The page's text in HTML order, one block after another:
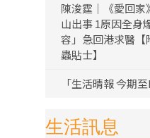
陳浚霆｜《愛回
山出事 1原因全身
容」急回港求醫
蟲貼士】
「生活晴報 今期
生活訊息